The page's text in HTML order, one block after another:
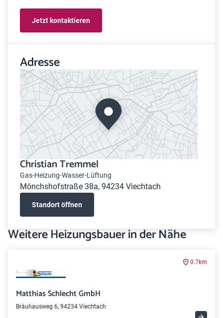
Jetzt kontaktieren
Adresse
Christian Tremmel
Gas-Heizung-Wasser-Lüftung
Mönchshofstraße 38a, 94234 Viechtach
Standort öffnen
Weitere Heizungsbauer in der Nähe
0.7km
Matthias Schlecht GmbH
Bräuhausweg 6, 94234 Viechtach